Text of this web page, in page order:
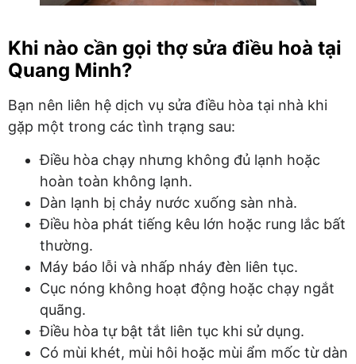
Khi nào cần gọi thợ sửa điều hoà tại
Quang Minh?
Bạn nên liên hệ dịch vụ sửa điều hòa tại nhà khi
gặp một trong các tình trạng sau:
Điều hòa chạy nhưng không đủ lạnh hoặc
hoàn toàn không lạnh.
Dàn lạnh bị chảy nước xuống sàn nhà.
Điều hòa phát tiếng kêu lớn hoặc rung lắc bất
thường.
Máy báo lỗi và nhấp nháy đèn liên tục.
Cục nóng không hoạt động hoặc chạy ngắt
quãng.
Điều hòa tự bật tắt liên tục khi sử dụng.
Có mùi khét, mùi hôi hoặc mùi ẩm mốc từ dàn